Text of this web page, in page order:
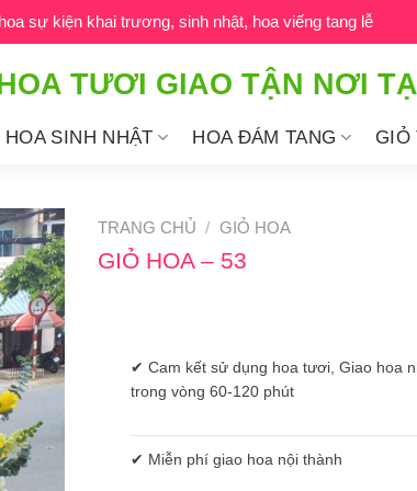
sự kiện khai trương, sinh nhật, hoa viếng tang lễ
TƯƠI GIAO TẬN NƠI
HOA SINH NHẬT HOA ĐÁM TANG GIỎ
TRANG CHỦ / GIỎ HOA
GIỎ HOA – 53
✔ Cam kết sử dụng hoa tươi, Giao hoa
trong vòng 60-120 phút
✔ Miễn phí giao hoa nội thành